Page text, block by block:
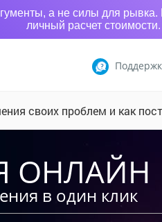
а не силы для рывка.
личный расчет стоимости.
своих проблем и как
ОНЛАЙН
в один клик